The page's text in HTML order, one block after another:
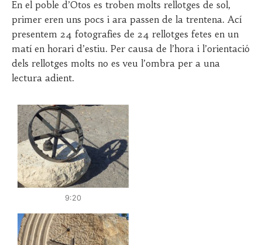
o
t
e
d
o
n
1
N
y
O
S
E
P
A
S
G
En el poble d’Otos es troben molts rellotges de sol,
primer eren uns pocs i ara passen de la trentena. Ací
presentem 24 fotografies de 24 rellotges fetes en un
matí en horari d’estiu. Per causa de l’hora i l’orientació
dels rellotges molts no es veu l’ombra per a una
lectura adient.
9:20